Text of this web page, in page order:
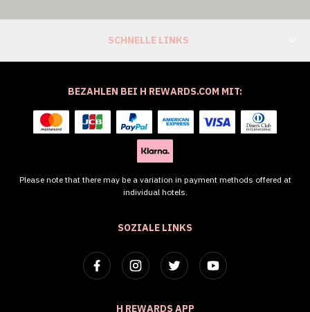
SCHNELLE LINKS
SOZIALE LINKS
H REWARDS APP
BEZAHLEN BEI H REWARDS.COM MIT:
Please note that there may be a variation in payment methods offered at
individual hotels.